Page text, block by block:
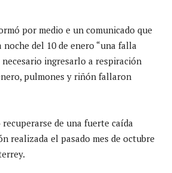
por medio e un comunicado que
del 10 de enero “una falla
ingresarlo a respiración
pulmones y riñón fallaron
de una fuerte caída
realizada el pasado mes de octubre